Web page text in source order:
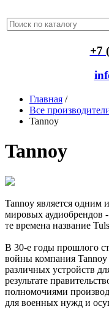
+7
Главная /
Все
Tannoy
Tannoy
Tannoy является одним
мировых аудиобрендов
те времена название
В 30-е годы прошлого
войны компания Tannoy
различных устройств
результате
полномочиями
для военных нужд и